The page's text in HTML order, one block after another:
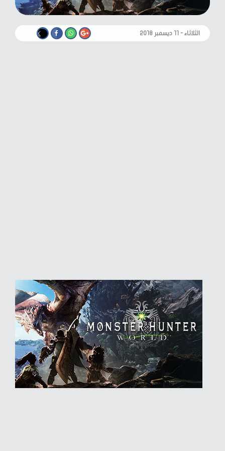
الثلاثاء - ١١ ديسمبر ٢٠١٨